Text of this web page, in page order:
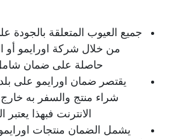
جميع العيوب المتعلقة بالجودة
من خلال شركة اورايمو أو
حاصلة على ضمان
يقتصر ضمان اورايمو على
شراء منتج والسفر به خارج
الانترنت فبهذا
يشمل الضمان منتجات